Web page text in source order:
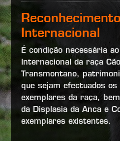
Reconhecimento
Internacional
É condição necessária
Internacional da raça
Transmontano,
que sejam efectuados
exemplares da raça,
da Displasia da Anca e
exemplares existentes.